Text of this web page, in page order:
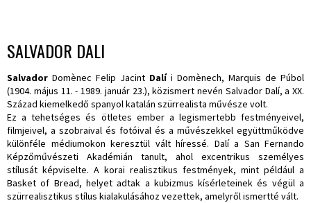
SALVADOR DALI
Salvador Domènec Felip Jacint Dalí i Domènech, Marquis de Púbol
(1904. május 11. - 1989. január 23.), közismert nevén Salvador Dalí, a XX.
Század kiemelkedő spanyol katalán szürrealista művésze volt.
Ez a tehetséges és ötletes ember a legismertebb festményeivel,
filmjeivel, a szobraival és fotóival és a művészekkel együttműködve
különféle médiumokon keresztül vált híressé. Dalí a San Fernando
Képzőművészeti Akadémián tanult, ahol excentrikus személyes
stílusát képviselte. A korai realisztikus festmények, mint például a
Basket of Bread, helyet adtak a kubizmus kísérleteinek és végül a
szürrealisztikus stílus kialakulásához vezettek, amelyről ismertté vált.